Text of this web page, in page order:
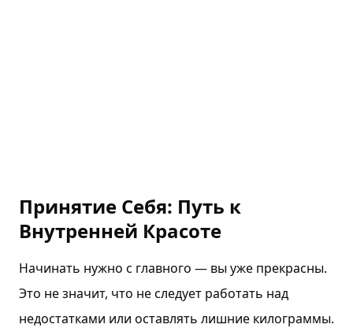
Принятие Себя: Путь к
Внутренней Красоте
Начинать нужно с главного — вы уже прекрасны.
Это не значит, что не следует работать над
недостатками или оставлять лишние килограммы.